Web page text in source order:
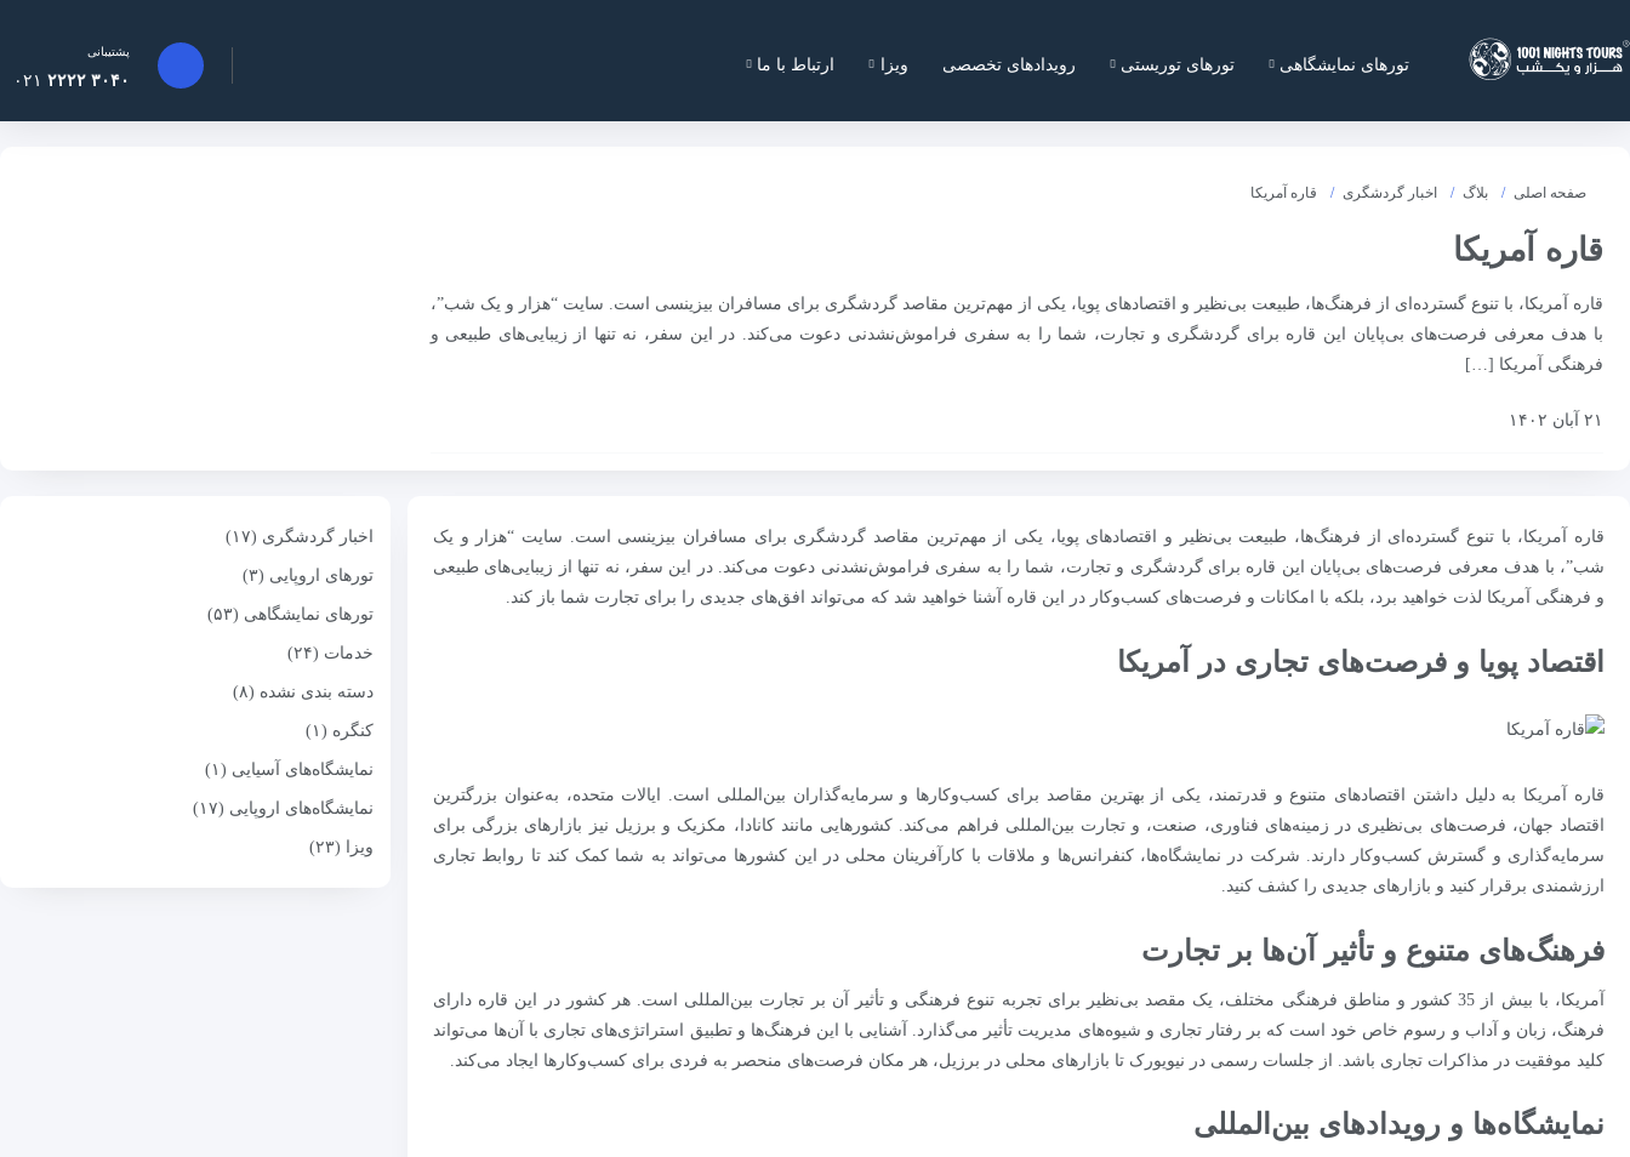
تورهای نمایشگاهی تورهای توریستی رویدادهای تخصصی ویزا ارتباط با ما
پشتیبانی
۳۰۴۰ ۲۲۲۲ ۰۲۱
صفحه اصلی بلاگ اخبار گردشگری قاره آمریکا
قاره آمریکا
قاره آمریکا، با تنوع گسترده‌ای از فرهنگ‌ها، طبیعت بی‌نظیر و اقتصادهای پویا، یکی از مهم‌ترین مقاصد گردشگری برای مسافران بیزینسی است. سایت “هزار و یک شب”،
با هدف معرفی فرصت‌های بی‌پایان این قاره برای گردشگری و تجارت، شما را به سفری فراموش‌نشدنی دعوت می‌کند. در این سفر، نه تنها از زیبایی‌های طبیعی و
فرهنگی آمریکا […]
۲۱ آبان ۱۴۰۲
قاره آمریکا، با تنوع گسترده‌ای از فرهنگ‌ها، طبیعت بی‌نظیر و اقتصادهای پویا، یکی از مهم‌ترین مقاصد گردشگری برای مسافران بیزینسی است. سایت “هزار و یک
شب”، با هدف معرفی فرصت‌های بی‌پایان این قاره برای گردشگری و تجارت، شما را به سفری فراموش‌نشدنی دعوت می‌کند. در این سفر، نه تنها از زیبایی‌های طبیعی
و فرهنگی آمریکا لذت خواهید برد، بلکه با امکانات و فرصت‌های کسب‌وکار در این قاره آشنا خواهید شد که می‌تواند افق‌های جدیدی را برای تجارت شما باز کند.
اقتصاد پویا و فرصت‌های تجاری در آمریکا
قاره آمریکا به دلیل داشتن اقتصادهای متنوع و قدرتمند، یکی از بهترین مقاصد برای کسب‌وکارها و سرمایه‌گذاران بین‌المللی است. ایالات متحده، به‌عنوان بزرگترین
اقتصاد جهان، فرصت‌های بی‌نظیری در زمینه‌های فناوری، صنعت، و تجارت بین‌المللی فراهم می‌کند. کشورهایی مانند کانادا، مکزیک و برزیل نیز بازارهای بزرگی برای
سرمایه‌گذاری و گسترش کسب‌وکار دارند. شرکت در نمایشگاه‌ها، کنفرانس‌ها و ملاقات با کارآفرینان محلی در این کشورها می‌تواند به شما کمک کند تا روابط تجاری
ارزشمندی برقرار کنید و بازارهای جدیدی را کشف کنید.
فرهنگ‌های متنوع و تأثیر آن‌ها بر تجارت
آمریکا، با بیش از 35 کشور و مناطق فرهنگی مختلف، یک مقصد بی‌نظیر برای تجربه تنوع فرهنگی و تأثیر آن بر تجارت بین‌المللی است. هر کشور در این قاره دارای
فرهنگ، زبان و آداب و رسوم خاص خود است که بر رفتار تجاری و شیوه‌های مدیریت تأثیر می‌گذارد. آشنایی با این فرهنگ‌ها و تطبیق استراتژی‌های تجاری با آن‌ها می‌تواند
کلید موفقیت در مذاکرات تجاری باشد. از جلسات رسمی در نیویورک تا بازارهای محلی در برزیل، هر مکان فرصت‌های منحصر به فردی برای کسب‌وکارها ایجاد می‌کند.
نمایشگاه‌ها و رویدادهای بین‌المللی
اخبار گردشگری (۱۷)
تورهای اروپایی (۳)
تورهای نمایشگاهی (۵۳)
خدمات (۲۴)
دسته بندی نشده (۸)
کنگره (۱)
نمایشگاه‌های آسیایی (۱)
نمایشگاه‌های اروپایی (۱۷)
ویزا (۲۳)